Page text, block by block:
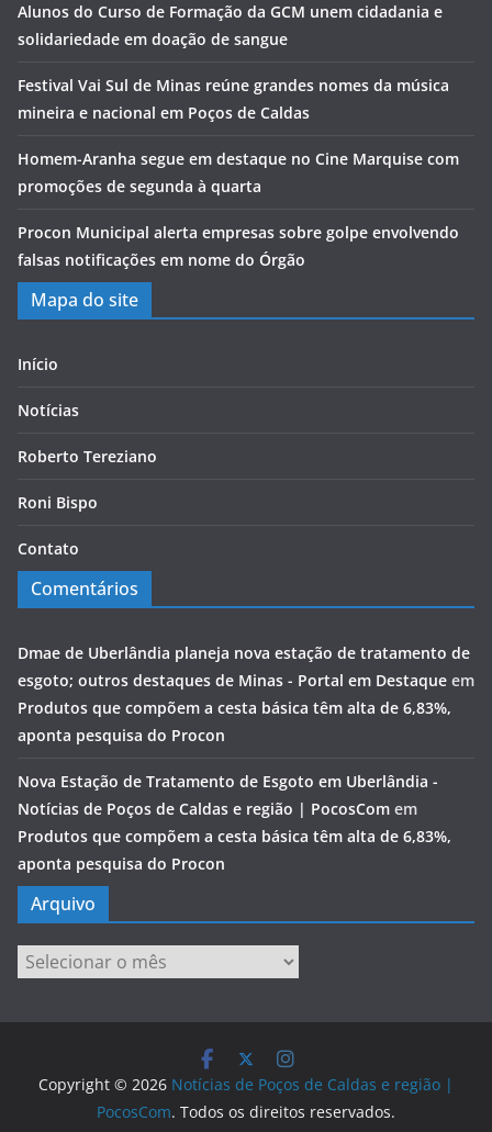
Alunos do Curso de Formação da GCM unem cidadania e
solidariedade em doação de sangue
Festival Vai Sul de Minas reúne grandes nomes da música
mineira e nacional em Poços de Caldas
Homem-Aranha segue em destaque no Cine Marquise com
promoções de segunda à quarta
Procon Municipal alerta empresas sobre golpe envolvendo
falsas notificações em nome do Órgão
Mapa do site
Início
Notícias
Roberto Tereziano
Roni Bispo
Contato
Comentários
Dmae de Uberlândia planeja nova estação de tratamento de
esgoto; outros destaques de Minas - Portal em Destaque em
Produtos que compõem a cesta básica têm alta de 6,83%,
aponta pesquisa do Procon
Nova Estação de Tratamento de Esgoto em Uberlândia -
Notícias de Poços de Caldas e região | PocosCom em
Produtos que compõem a cesta básica têm alta de 6,83%,
aponta pesquisa do Procon
Arquivo
Arquivo
Copyright © 2026 Notícias de Poços de Caldas e região |
PocosCom. Todos os direitos reservados.